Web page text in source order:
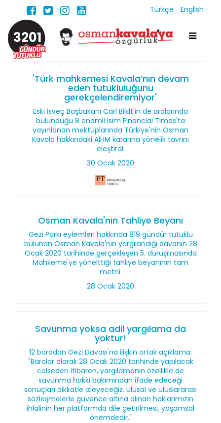
Türkçe English
3201
'Türk mahkemesi Kavala’nın devam
eden tutukluluğunu
gerekçelendiremiyor'
Eski İsveç Başbakanı Carl Bildt'in de aralarında
bulunduğu 8 önemli isim Financial Times'ta
yayınlanan mektuplarında Türkiye'nin Osman
Kavala hakkındaki AİHM kararına yönelik tavrını
eleştirdi.
30 Ocak 2020
Osman Kavala'nın Tahliye Beyanı
Gezi Parkı eylemleri hakkında 819 gündür tutuklu
bulunan Osman Kavala'nın yargılandığı davanın 28
Ocak 2020 tarihinde gerçekleşen 5. duruşmasında
Mahkeme'ye yönelttiği tahliye beyanının tam
metni.
28 Ocak 2020
Savunma yoksa adil yargılama da
yoktur!
12 barodan Gezi Davası'na ilişkin ortak açıklama:
"Barolar olarak 28 Ocak 2020 tarihinde yapılacak
celseden itibaren, yargılamanın özellikle de
savunma hakkı bakımından ifade edeceği
sonuçları dikkatle izleyeceğiz. Ulusal ve uluslararası
sözleşmelerle güvence altına alınan haklarımızın
ihlalinin her platformda dile getirilmesi, yaşamsal
önemdedir."